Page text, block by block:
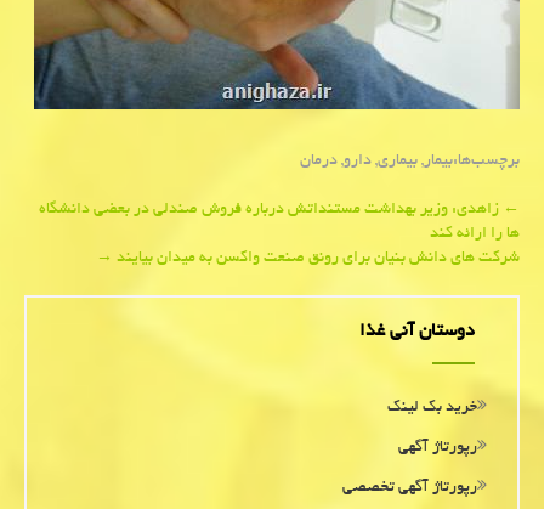
برچسب‌ها:بیمار,بیماری,دارو,درمان
Post
navigation
←زاهدی: وزیر بهداشت مستنداتش درباره فروش صندلی در بعضی دانشگاه
ها را ارائه كند
شركت های دانش بنیان برای رونق صنعت واكسن به میدان بیایند→
دوستان آنی غذا
خرید بک لینک
رپورتاژ آگهی
رپورتاژ آگهی تخصصی